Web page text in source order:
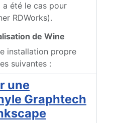
été le cas pour
RDWorks).
de Wine
installation propre
suivantes :
une
Graphtech